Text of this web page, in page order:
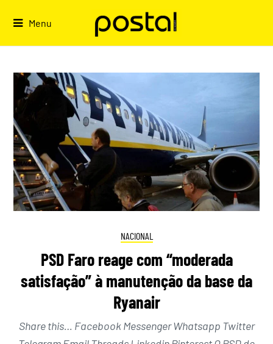
Menu
NACIONAL
PSD Faro reage com “moderada
satisfação” à manutenção da base da
Ryanair
Share this… Facebook Messenger Whatsapp Twitter